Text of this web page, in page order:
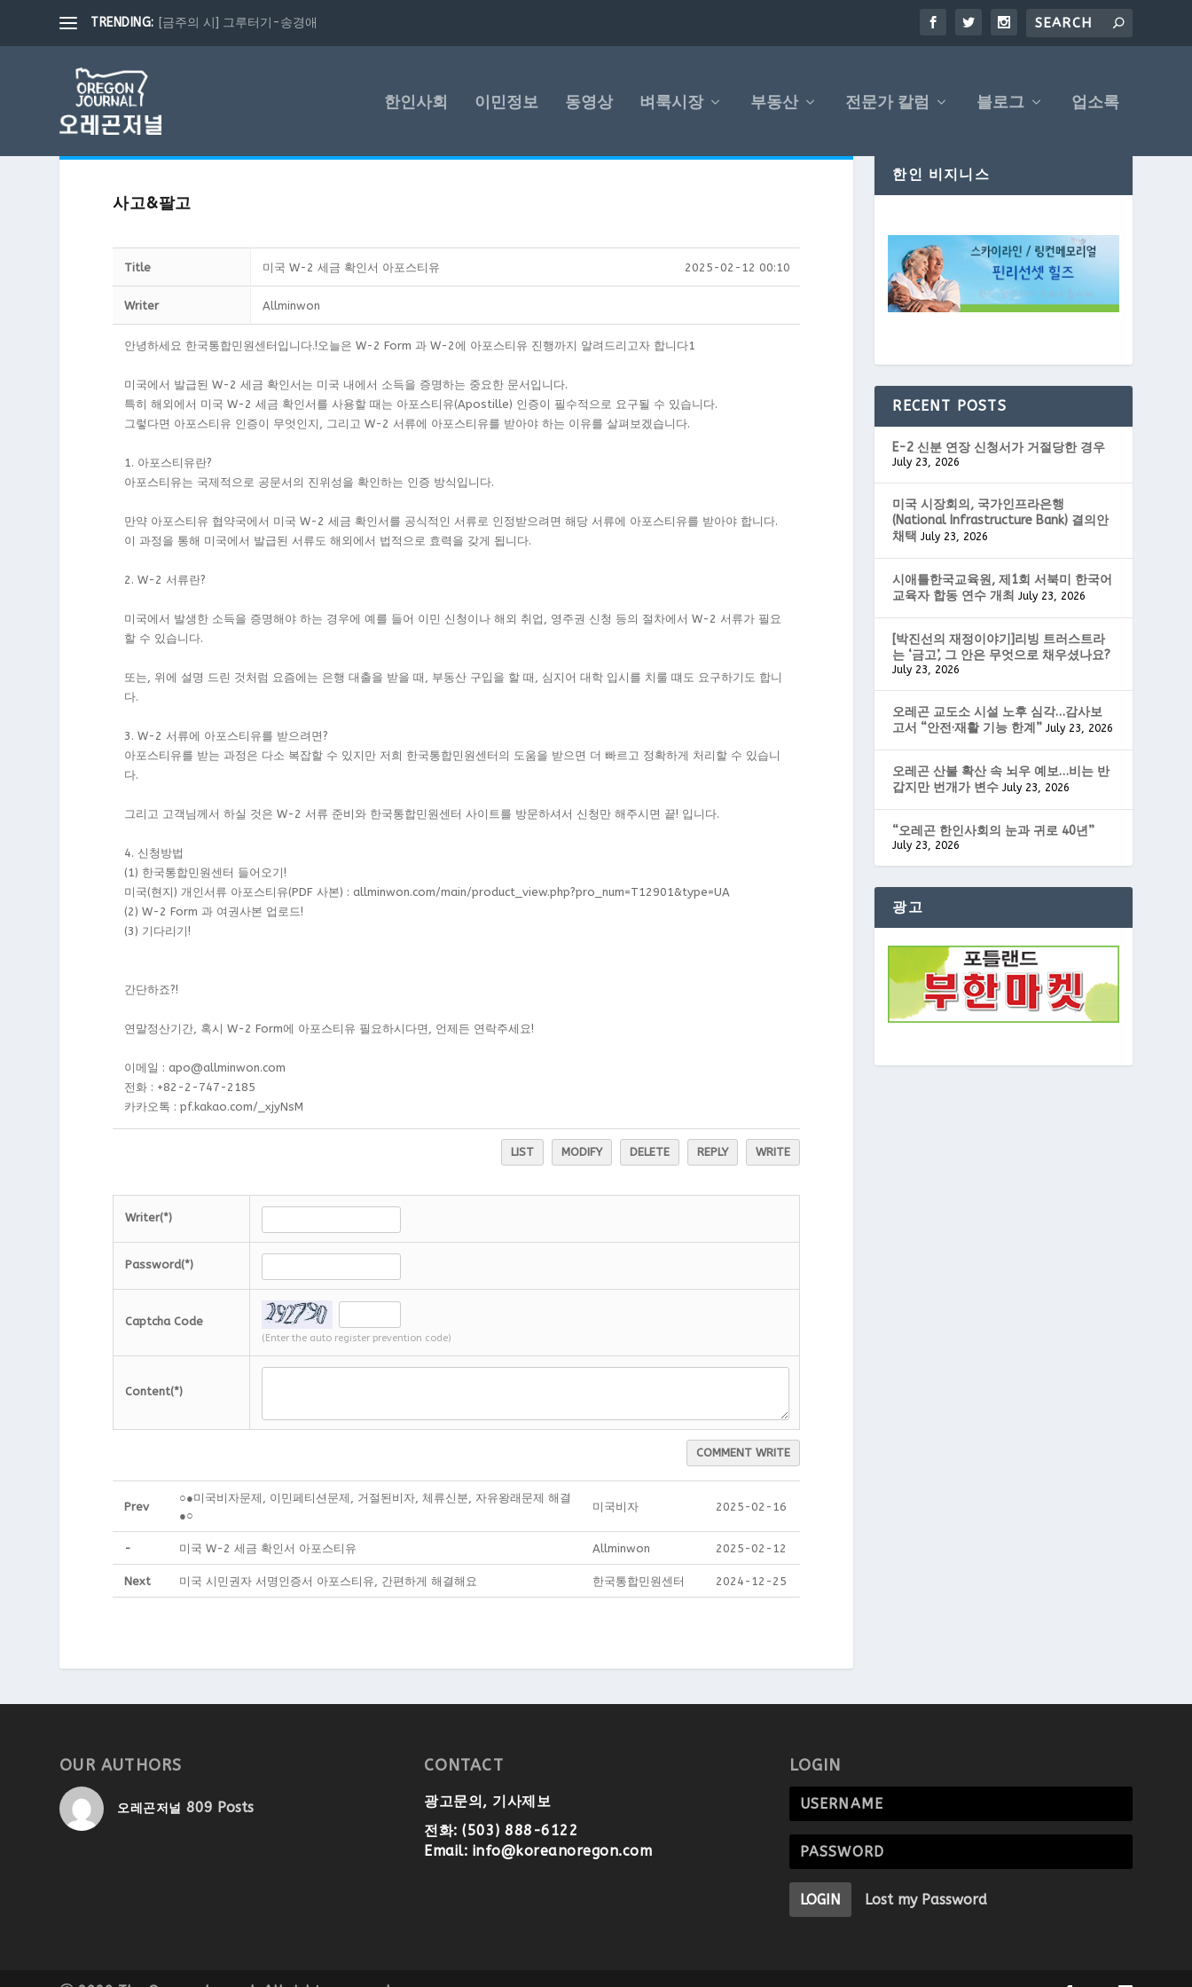
TRENDING: [금주의 시] 그루터기-송경애
한인사회 이민정보 동영상 벼룩시장 부동산 전문가 칼럼 블로그 업소록
사고&팔고
Title 미국 W-2 세금 확인서 아포스티유 2025-02-12 00:10
Writer Allminwon
안녕하세요 한국통합민원센터입니다.!오늘은 W-2 Form 과 W-2에 아포스티유 진행까지 알려드리고자 합니다1
미국에서 발급된 W-2 세금 확인서는 미국 내에서 소득을 증명하는 중요한 문서입니다.
특히 해외에서 미국 W-2 세금 확인서를 사용할 때는 아포스티유(Apostille) 인증이 필수적으로 요구될 수 있습니다.
그렇다면 아포스티유 인증이 무엇인지, 그리고 W-2 서류에 아포스티유를 받아야 하는 이유를 살펴보겠습니다.
1. 아포스티유란?
아포스티유는 국제적으로 공문서의 진위성을 확인하는 인증 방식입니다.
만약 아포스티유 협약국에서 미국 W-2 세금 확인서를 공식적인 서류로 인정받으려면 해당 서류에 아포스티유를 받아야 합니다.
이 과정을 통해 미국에서 발급된 서류도 해외에서 법적으로 효력을 갖게 됩니다.
2. W-2 서류란?
미국에서 발생한 소득을 증명해야 하는 경우에 예를 들어 이민 신청이나 해외 취업, 영주권 신청 등의 절차에서 W-2 서류가 필요
할 수 있습니다.
또는, 위에 설명 드린 것처럼 요즘에는 은행 대출을 받을 때, 부동산 구입을 할 때, 심지어 대학 입시를 치룰 떄도 요구하기도 합니
다.
3. W-2 서류에 아포스티유를 받으려면?
아포스티유를 받는 과정은 다소 복잡할 수 있지만 저희 한국통합민원센터의 도움을 받으면 더 빠르고 정확하게 처리할 수 있습니
다.
그리고 고객님께서 하실 것은 W-2 서류 준비와 한국통합민원센터 사이트를 방문하셔서 신청만 해주시면 끝! 입니다.
4. 신청방법
(1) 한국통합민원센터 들어오기!​
미국(현지) 개인서류 아포스티유(PDF 사본) :allminwon.com/main/product_view.php?pro_num=T12901&type=UA
(2) W-2 Form 과 여권사본 업로드!
(3) 기다리기!
간단하죠?!
연말정산기간, 혹시 W-2 Form에 아포스티유 필요하시다면, 언제든 연락주세요!
이메일 : apo@allminwon.com
전화 : +82-2-747-2185
카카오톡 :pf.kakao.com/_xjyNsM
LIST MODIFY DELETE REPLY WRITE
Writer(*)
Password(*)
Captcha Code
(Enter the auto register prevention code)
Content(*)
COMMENT WRITE
Prev
○●미국비자문제, 이민페티션문제, 거절된비자, 체류신분, 자유왕래문제 해결
●○
미국비자 2025-02-16
- 미국 W-2 세금 확인서 아포스티유 Allminwon 2025-02-12
Next 미국 시민권자 서명인증서 아포스티유, 간편하게 해결해요 한국통합민원센터 2024-12-25
한인 비지니스
RECENT POSTS
E-2 신분 연장 신청서가 거절당한 경우
July 23, 2026
미국 시장회의, 국가인프라은행
(National Infrastructure Bank) 결의안
채택 July 23, 2026
시애틀한국교육원, 제1회 서북미 한국어
교육자 합동 연수 개최 July 23, 2026
[박진선의 재정이야기]리빙 트러스트라
는 ‘금고’, 그 안은 무엇으로 채우셨나요?
July 23, 2026
오레곤 교도소 시설 노후 심각…감사보
고서 “안전·재활 기능 한계” July 23, 2026
오레곤 산불 확산 속 뇌우 예보…비는 반
갑지만 번개가 변수 July 23, 2026
“오레곤 한인사회의 눈과 귀로 40년”
July 23, 2026
광고
OUR AUTHORS
오레곤저널 809 Posts
CONTACT
광고문의, 기사제보
전화: (503) 888-6122
Email: info@koreanoregon.com
LOGIN
LOGIN Lost my Password